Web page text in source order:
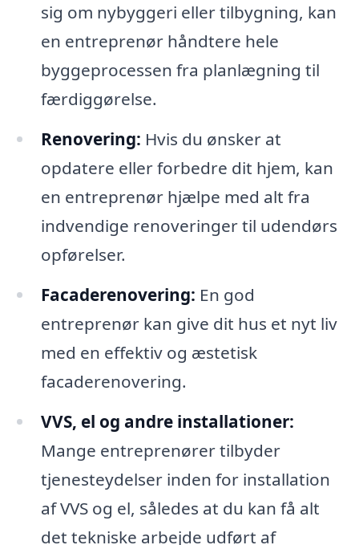
sig om nybyggeri eller tilbygning, kan
en entreprenør håndtere hele
byggeprocessen fra planlægning til
færdiggørelse.
Renovering: Hvis du ønsker at
opdatere eller forbedre dit hjem, kan
en entreprenør hjælpe med alt fra
indvendige renoveringer til udendørs
opførelser.
Facaderenovering: En god
entreprenør kan give dit hus et nyt liv
med en effektiv og æstetisk
facaderenovering.
VVS, el og andre installationer:
Mange entreprenører tilbyder
tjenesteydelser inden for installation
af VVS og el, således at du kan få alt
det tekniske arbejde udført af